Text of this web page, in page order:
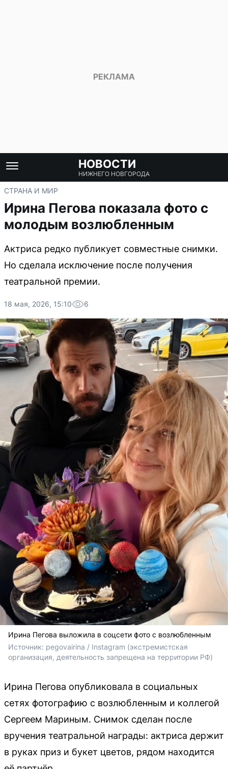
НОВОСТИ
НИЖНЕГО НОВГОРОДА
СТРАНА И МИР
Ирина Пегова показала фото с
молодым возлюбленным
Актриса редко публикует совместные снимки.
Но сделала исключение после получения
театральной премии.
18 мая, 2026, 15:10 6
Ирина Пегова выложила в соцсети фото с возлюбленным
Источник: pegovairina / Instagram (экстремистская
организация, деятельность запрещена на территории РФ)
Ирина Пегова опубликовала в социальных
сетях фотографию с возлюбленным и коллегой
Сергеем Мариным. Снимок сделан после
вручения театральной награды: актриса держит
в руках приз и букет цветов, рядом находится